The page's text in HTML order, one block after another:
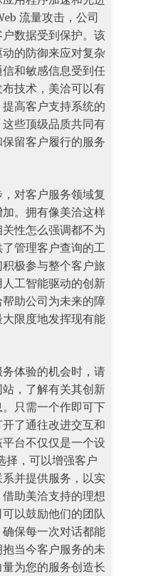
流量攻击，公司
数据受到保护。该
的防御来应对复杂
和敏感信息受到任
技术，美洽可以有
高客户支持系统的
些顶级品质共同有
留客户履行的服务
对客户服务领域复
。拥有像美洽这样
性怎么强调都不为
管理客户查询的工
极参与整个客户旅
工智能驱动的创新
助公司为未来的障
限度地发挥现有能
体验的机会时，请
，了解有关其创新
只需一个作即可下
了通往改进交互和
台不仅仅是一个设
择，可以增强客户
并提供服务，以实
助美洽支持的理想
以鼓励他们的团队
保每一次对话都能
当今客户服务的未
为您的服务创造长